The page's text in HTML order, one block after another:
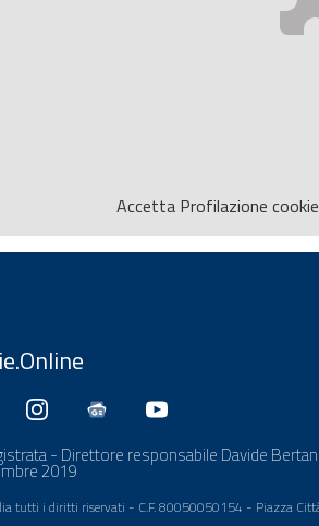
Accetta Profilazione
- Direttore responsabile Davide
2019
tutti i diritti riservati - C.F. 80050050154 - Piazza